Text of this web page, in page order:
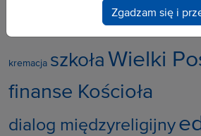
Bibliateatr
kremacja szkołaWielki
finanse Kościoła
dialog międzyreligijny
Zgadzam się i